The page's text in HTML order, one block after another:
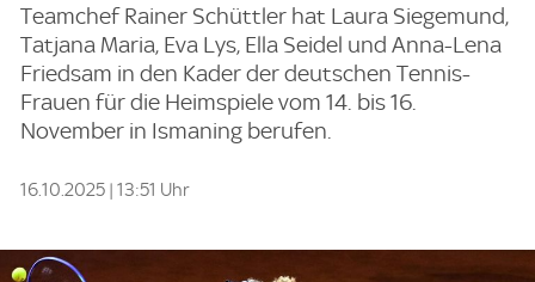
Teamchef Rainer Schüttler hat Laura Siegemund,
Tatjana Maria, Eva Lys, Ella Seidel und Anna-Lena
Friedsam in den Kader der deutschen Tennis-
Frauen für die Heimspiele vom 14. bis 16.
November in Ismaning berufen.
16.10.2025 | 13:51 Uhr